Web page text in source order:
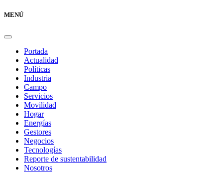
MENÚ
Portada
Actualidad
Políticas
Industria
Campo
Servicios
Movilidad
Hogar
Energías
Gestores
Negocios
Tecnologías
Reporte de sustentabilidad
Nosotros